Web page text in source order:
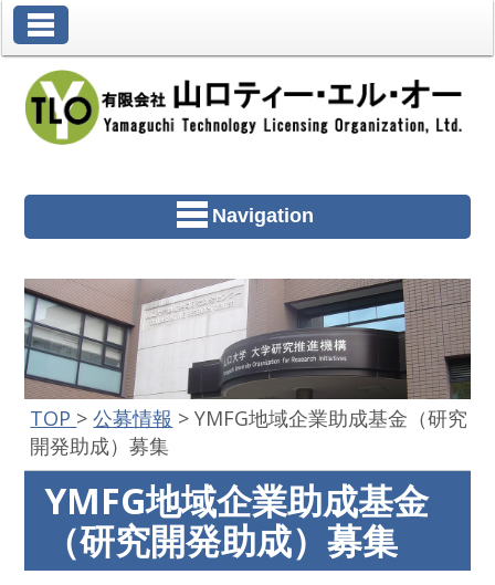
Navigation
TOP >公募情報 >YMFG地域企業助成基金（研究
開発助成）募集
YMFG地域企業助成基金
（研究開発助成）募集